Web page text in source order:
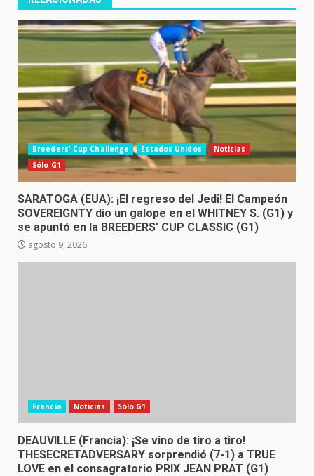
Breeders' Cup Challenge Estados Unidos
Noticias
Sólo G1
SARATOGA (EUA): ¡El regreso del Jedi! El Campeón
SOVEREIGNTY dio un galope en el WHITNEY S. (G1) y
se apuntó en la BREEDERS’ CUP CLASSIC (G1)
agosto 9, 2026
Francia Noticias Sólo G1
DEAUVILLE (Francia): ¡Se vino de tiro a tiro!
THESECRETADVERSARY sorprendió (7-1) a TRUE
LOVE en el consagratorio PRIX JEAN PRAT (G1)